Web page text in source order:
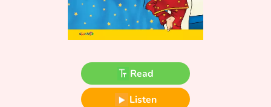
Tales and classics in french
Fable, myth, literature and poetry
Princesses and princes, kings, queens and dragons
Ogres, monsters and witches
Read
Listen